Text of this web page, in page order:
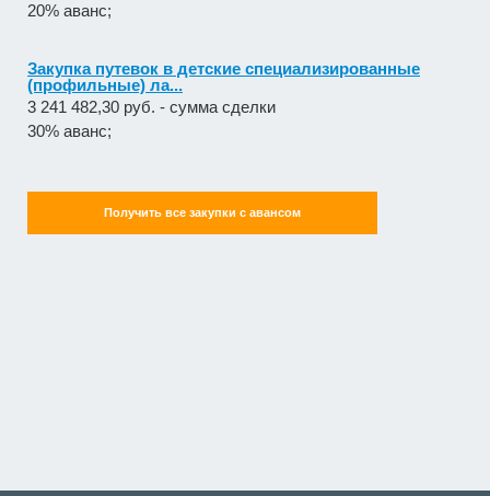
20% аванс;
Закупка путевок в детские специализированные
(профильные) ла...
3 241 482,30 руб. - сумма сделки
30% аванс;
Получить все закупки с авансом